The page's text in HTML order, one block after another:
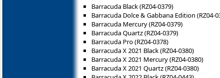
Barracuda Black (RZ04-0379)
Barracuda Dolce & Gabbana Edition (RZ04-
Barracuda Mercury (RZ04-0379)
Barracuda Quartz (RZ04-0379)
Barracuda Pro (RZ04-0378)
Barracuda X 2021 Black (RZ04-0380)
Barracuda X 2021 Mercury (RZ04-0380)
Barracuda X 2021 Quartz (RZ04-0380)